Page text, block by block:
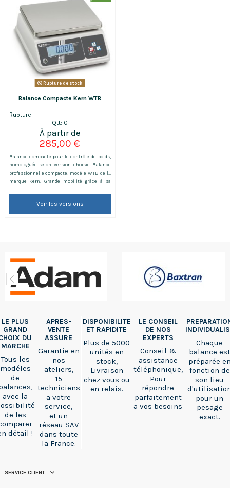
Rupture de stock
Balance Compacte Kern WTB
Rupture
Qtt: 0
285,00 €
Balance compacte pour le contrôle de poids,
homologuée selon version choisie Balance
professionnelle compacte, modèle WTB de la
marque Kern. Grande mobilité grâce à sa
Voir les versions
LE PLUS
GRAND
DU
MARCHE
Tous les
modéles
de
avec la
de les
détail !
APRES-
VENTE
ASSURE
Garantie en
nos
ateliers,
15
techniciens
a votre
service,
et un
réseau SAV
dans toute
la France.
DISPONIBILITE
ET RAPIDITE
Plus de 5000
unités en
stock,
Livraison
chez vous ou
en relais.
LE CONSEIL
DE NOS
EXPERTS
Conseil &
assistance
téléphonique,
Pour
répondre
parfaitement
a vos besoins
Chaque
balance est
préparée
fonction de
son lieu
pour un
pesage
exact.
SERVICE CLIENT